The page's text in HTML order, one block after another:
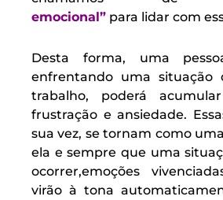
emocional” para lidar com
Desta forma, uma
enfrentando uma situação
trabalho, poderá
frustração e ansiedade.
sua vez, se tornam como uma
ela e sempre que uma
ocorrer,emoções
virão à tona